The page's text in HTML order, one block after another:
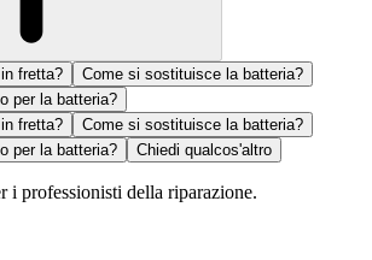
fretta?
Come si sostituisce la batteria?
per la batteria?
fretta?
Come si sostituisce la batteria?
per la batteria?
Chiedi qualcos'altro
i professionisti della riparazione.